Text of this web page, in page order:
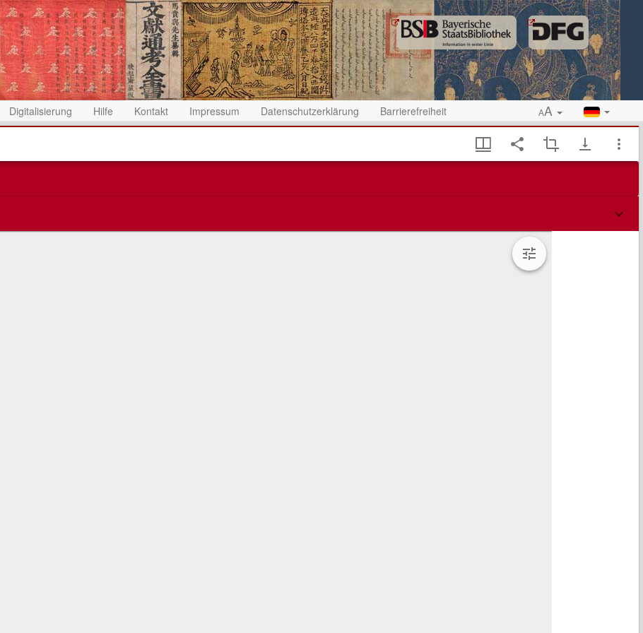
Digitalisierung Hilfe Kontakt Impressum Datenschutzerklärung Barrierefreiheit AA